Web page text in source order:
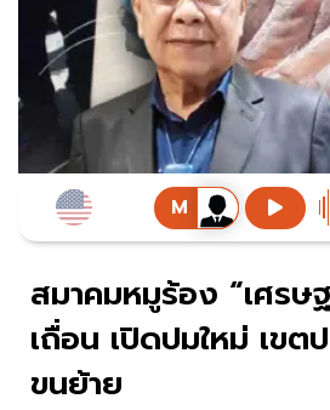
สมาคมหมูร้อง “เศรษ
เถื่อน เปิดปมใหม่ เขต
ขนย้าย